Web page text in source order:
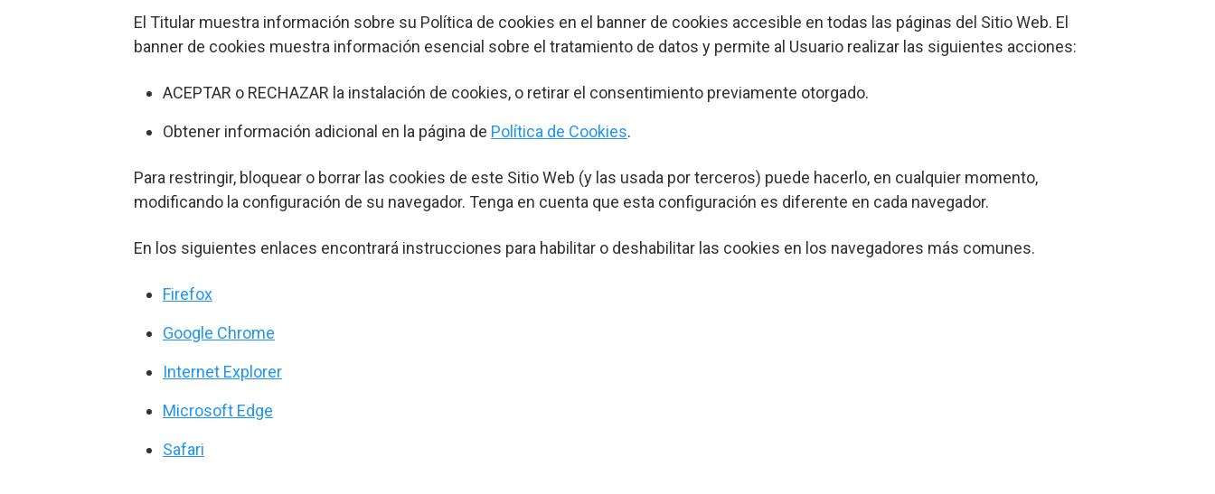
El Titular muestra información sobre su Política de cookies en el banner de cookies accesible en todas las páginas del Sitio Web. El
banner de cookies muestra información esencial sobre el tratamiento de datos y permite al Usuario realizar las siguientes acciones:
ACEPTAR o RECHAZAR la instalación de cookies, o retirar el consentimiento previamente otorgado.
Obtener información adicional en la página de Política de Cookies.
Para restringir, bloquear o borrar las cookies de este Sitio Web (y las usada por terceros) puede hacerlo, en cualquier momento,
modificando la configuración de su navegador. Tenga en cuenta que esta configuración es diferente en cada navegador.
En los siguientes enlaces encontrará instrucciones para habilitar o deshabilitar las cookies en los navegadores más comunes.
Firefox
Google Chrome
Internet Explorer
Microsoft Edge
Safari